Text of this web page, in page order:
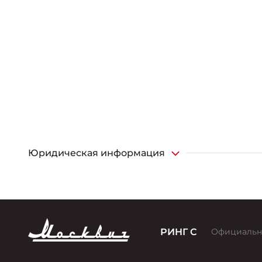
Юридическая информация
телематикой 2026; 150 000 рублей на версии
«Совкомбанк», АО «Авто Финанс Банк», Банк ВТБ
Стандарт Плюс, 1,5Т (вариатор), Стандарт Плюс, 1,5Т
РИНГ С